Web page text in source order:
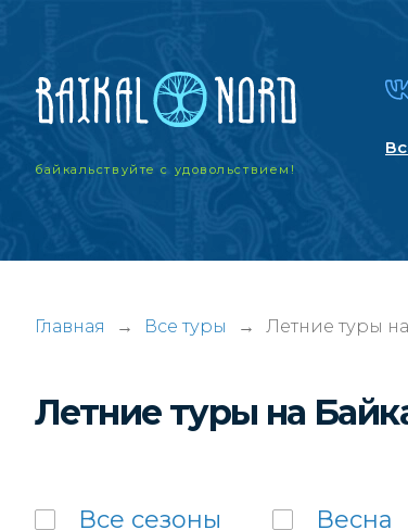
байкальствуйтес удовольствием!
Главная → Все туры → Летние туры
Летние туры на
Все сезоны Весна